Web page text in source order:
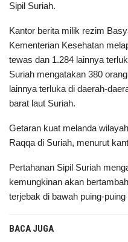
Sipil Suriah.
Kantor berita milik rezim
Kementerian Kesehatan
tewas dan 1.284 lainnya
Suriah mengatakan 380
lainnya terluka di daerah-
barat laut Suriah.
Getaran kuat melanda
Raqqa di Suriah, menurut
Pertahanan Sipil Suriah
kemungkinan akan
terjebak di bawah puing-
BACA JUGA